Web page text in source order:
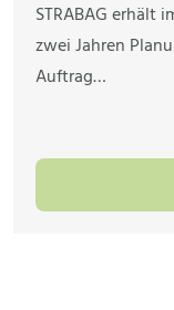
STRABAG erhält
zwei Jahren
Auftrag…